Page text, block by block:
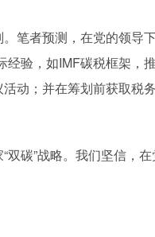
笔者预测，在党的领导
验，如IMF碳税框架，
动；并在筹划前获取税
碳”战略。我们坚信，